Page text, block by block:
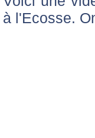
à l'Ecosse.